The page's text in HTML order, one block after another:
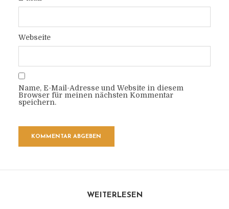
Webseite
Name, E-Mail-Adresse und Website in diesem
Browser für meinen nächsten Kommentar
speichern.
WEITERLESEN